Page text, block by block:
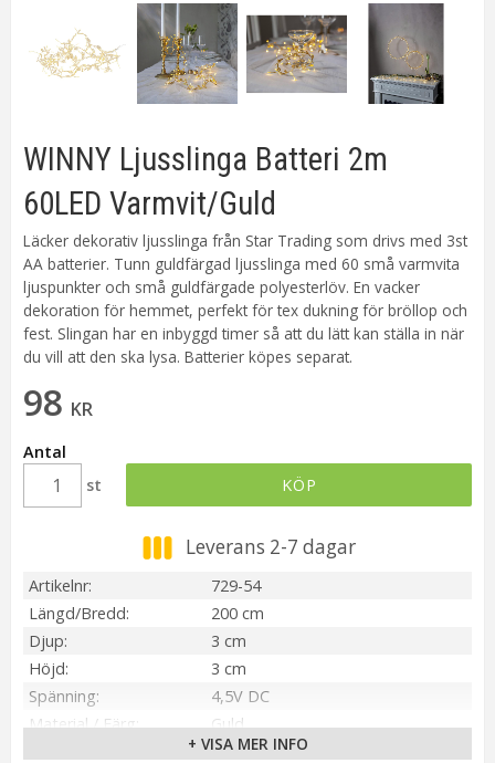
WINNY Ljusslinga Batteri 2m
60LED Varmvit/Guld
Läcker dekorativ ljusslinga från Star Trading som drivs med 3st
AA batterier. Tunn guldfärgad ljusslinga med 60 små varmvita
ljuspunkter och små guldfärgade polyesterlöv. En vacker
dekoration för hemmet, perfekt för tex dukning för bröllop och
fest. Slingan har en inbyggd timer så att du lätt kan ställa in när
du vill att den ska lysa. Batterier köpes separat.
98 KR
Antal
st
KÖP
Leverans 2-7 dagar
Artikelnr
729-54
Längd/Bredd
200 cm
Djup
3 cm
Höjd
3 cm
Spänning
4,5V DC
Material / Färg
Guld
Ej utbytbar
+ VISA MER INFO